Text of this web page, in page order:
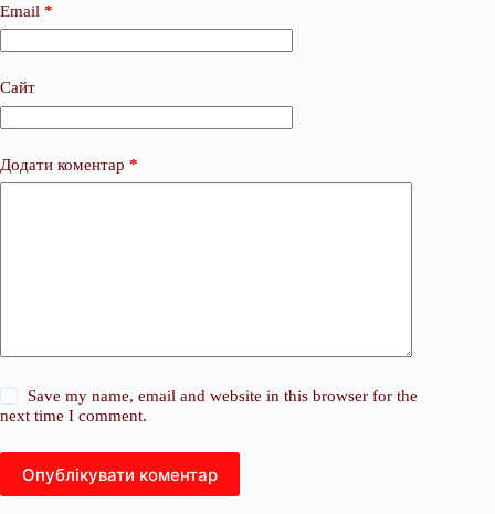
Email *
Сайт
Додати коментар *
Save my name, email and website in this browser for the
next time I comment.
Опублікувати коментар